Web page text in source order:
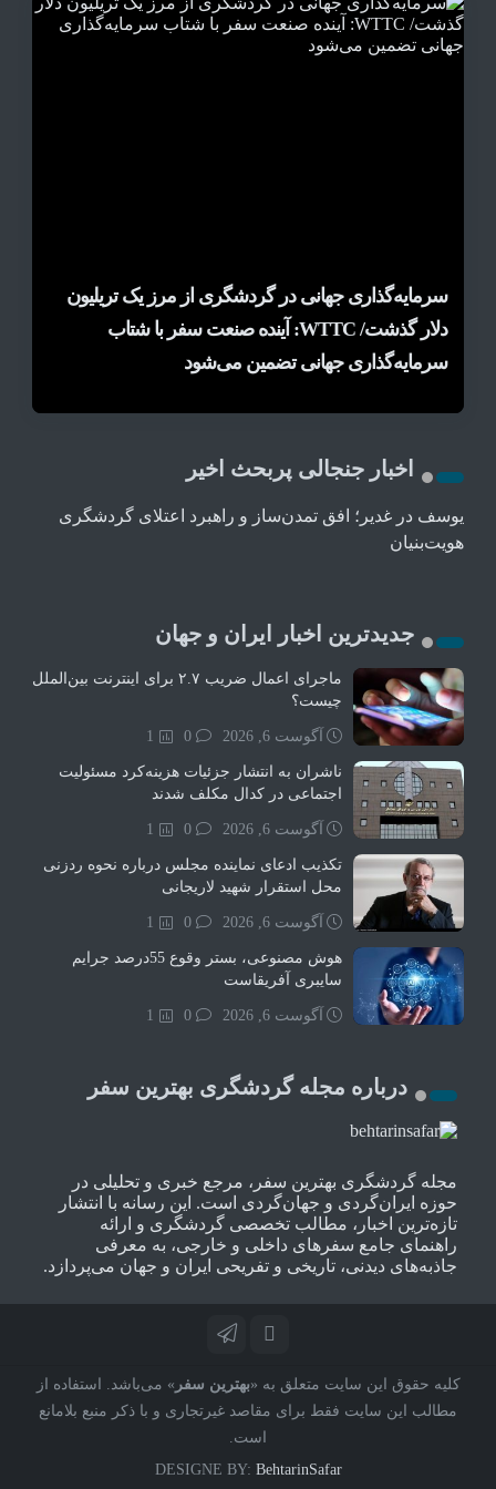
سرمایه‌گذاری جهانی در گردشگری از مرز یک تریلیون
دلار گذشت/ WTTC: آینده صنعت سفر با شتاب
سرمایه‌گذاری جهانی تضمین می‌شود
مادرید رکورد تاریخی درآمد گردشگری را شکست/
هزینه‌کرد گردشگران خارجی از ۱۰ میلیارد یورو فراتر
رفت
رونق گردشگری تابستانی در «هوشینگ‌شان یائو» چین/
میراث ناملموس و اقلیم کوهستانی در کانون توجه
گردشگران
یونسکو گفت‌وگوی جهانی تامین مالی فرهنگ را برای
تقویت سرمایه‌گذاری در میراث‌فرهنگی آغاز کرد/
طراحی نظام نوین برای صنایع خلاق
اخبار جنجالی پربحث اخیر
یوسف در غدیر؛ افق تمدن‌ساز و راهبرد اعتلای گردشگری
هویت‌بنیان
جدیدترین اخبار ایران و جهان
ماجرای اعمال ضریب ۲.۷ برای اینترنت بین‌الملل
چیست؟
آگوست 6, 2026 1
ناشران به انتشار جزئیات هزینه‌کرد مسئولیت
اجتماعی در کدال مکلف شدند
آگوست 6, 2026 1
تکذیب ادعای نماینده مجلس درباره نحوه ردزنی
محل استقرار شهید لاریجانی
آگوست 6, 2026 1
هوش مصنوعی، بستر وقوع 55درصد جرایم
سایبری آفریقاست
آگوست 6, 2026 1
درباره مجله گردشگری بهترین سفر
مجله گردشگری بهترین سفر، مرجع خبری و تحلیلی در
حوزه ایران‌گردی و جهان‌گردی است. این رسانه با انتشار
تازه‌ترین اخبار، مطالب تخصصی گردشگری و ارائه
راهنمای جامع سفرهای داخلی و خارجی، به معرفی
جاذبه‌های دیدنی، تاریخی و تفریحی ایران و جهان می‌پردازد.
کلیه حقوق این سایت متعلق به «بهترین سفر » می‌باشد. استفاده از
مطالب این سایت فقط برای مقاصد غیرتجاری و با ذکر منبع بلامانع
است.
DESIGNE BY: BehtarinSafar